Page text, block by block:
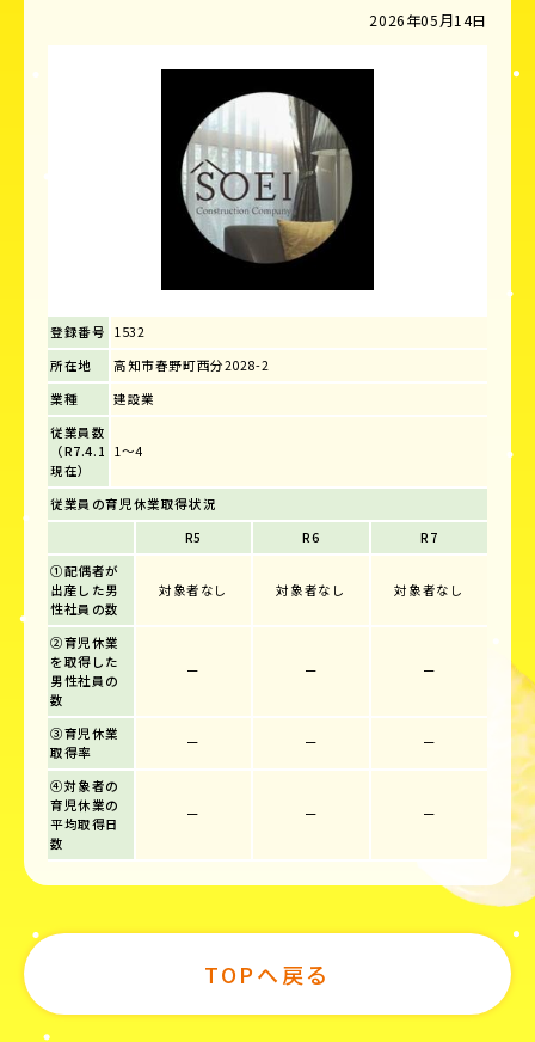
2026年05月14日
登録番号 1532
所在地
高知市春野町西分2028-2
業種
建設業
従業員数
（R7.4.1
現在）
1～4
従業員の育児休業取得状況
R5
R6
R7
①配偶者が
出産した男
性社員の数
対象者なし 対象者なし 対象者なし
②育児休業
を取得した
男性社員の
数
ー ー ー
③育児休業
取得率
ー ー ー
④対象者の
育児休業の
平均取得日
数
ー ー ー
TOPへ戻る